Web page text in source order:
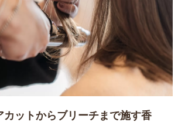
カットからブリーチまで施す香